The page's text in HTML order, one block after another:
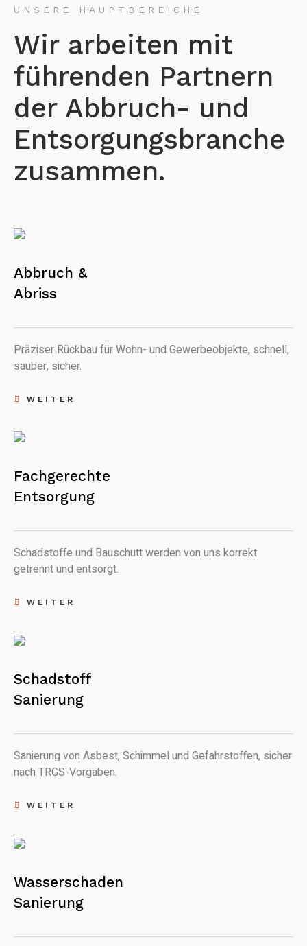
UNSERE HAUPTBEREICHE
Wir arbeiten mit
führenden Partnern
der Abbruch- und
Entsorgungsbranche
zusammen.
Abbruch &
Abriss
Präziser Rückbau für Wohn- und Gewerbeobjekte, schnell,
sauber, sicher.
WEITER
Fachgerechte
Entsorgung
Schadstoffe und Bauschutt werden von uns korrekt
getrennt und entsorgt.
WEITER
Schadstoff
Sanierung
Sanierung von Asbest, Schimmel und Gefahrstoffen, sicher
nach TRGS-Vorgaben.
WEITER
Wasserschaden
Sanierung